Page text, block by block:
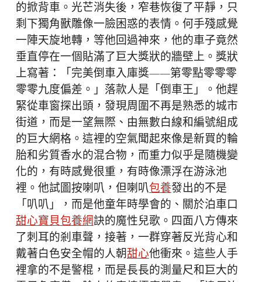
的掀背車。光芒消失後，窄巷恢復了平靜，只
剩下獨角獸雕像一臉困惑的表情。何手殘感覺
一陣天旋地轉，等他回過神來，他的車子竟然
垂直停在一個貼滿了巨大獎狀的牆壁上。獎狀
上寫著：「完美倒車入庫獎——第零點零零零
零零九度偏差。」落款人是「倒車王」。他趕
緊從車窗探出頭，發現周圍不再是熟悉的城市
街道，而是一望無際、由無數白線和編號組成
的巨大網格。這裡的空氣聞起來像是新買的輪
胎和劣質香水的混合物，而重力似乎是隨機變
化的，有時感覺很重，有時像漂浮在游泳池
裡。他試圖按喇叭，但喇叭包養發出的不是
「叭叭」，而是他童年時學會的、關於泊車口
甜心寶貝包養網訣的魔性兒歌。四面八方傳來
了刺耳的剎車聲，接著，一群穿著反光背心和
戴著白色安全帽的人朝甜心他衝來。這些人手
裡拿的不是警棍，而是長長的測量尺和巨大的